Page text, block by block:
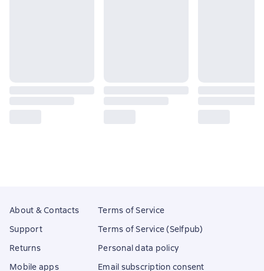
About & Contacts
Support
Returns
Mobile apps
Terms of Service
Terms of Service (Selfpub)
Personal data policy
Email subscription consent